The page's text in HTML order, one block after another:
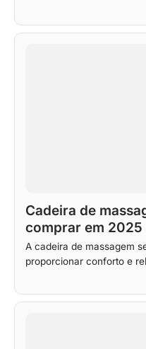
Cadeira de
comprar em 2025
A cadeira de massagem
proporcionar conforto e